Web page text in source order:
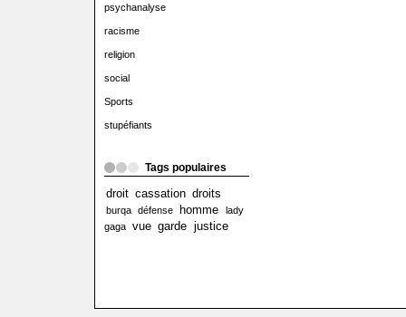
psychanalyse
racisme
religion
social
Sports
stupéfiants
Tags populaires
droit cassation droits
burqa défense homme
lady
gaga
vue garde justice